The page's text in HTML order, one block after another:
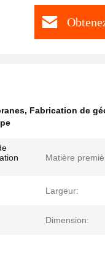
, Fabrication de
Matière
Largeur:
Dimension: